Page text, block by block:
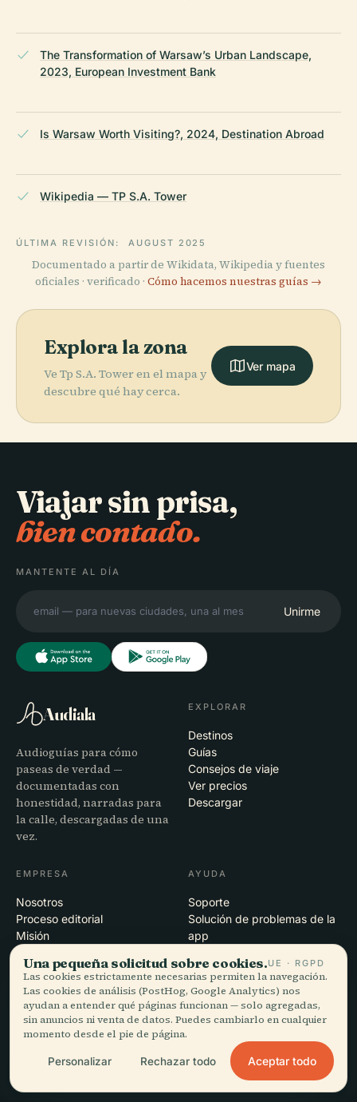
The Transformation of Warsaw’s Urban Landscape,
2023, European Investment Bank
Is Warsaw Worth Visiting?, 2024, Destination Abroad
Wikipedia — TP S.A. Tower
ÚLTIMA REVISIÓN: AUGUST 2025
Documentado a partir de Wikidata, Wikipedia y fuentes
oficiales · verificado · Cómo hacemos nuestras guías →
Explora la zona
Ve Tp S.A. Tower en el mapa y
descubre qué hay cerca.
Ver mapa
Viajar sin prisa,
bien contado.
MANTENTE AL DÍA
Unirme
Audiala
Audioguías para cómo
paseas de verdad —
documentadas con
honestidad, narradas para
la calle, descargadas de una
vez.
EXPLORAR
Destinos
Guías
Consejos de viaje
Ver precios
Descargar
EMPRESA
Nosotros
Proceso editorial
Misión
AYUDA
Soporte
Solución de problemas de la
app
Colabora con nosotros
LEGAL
Privacidad
Configuración de cookies
Una pequeña solicitud sobre cookies.UE · RGPD
Las cookies estrictamente necesarias permiten la navegación.
Las cookies de análisis (PostHog, Google Analytics) nos
ayudan a entender qué páginas funcionan — solo agregadas,
sin anuncios ni venta de datos. Puedes cambiarlo en cualquier
momento desde el pie de página.
Personalizar Rechazar todo Aceptar todo